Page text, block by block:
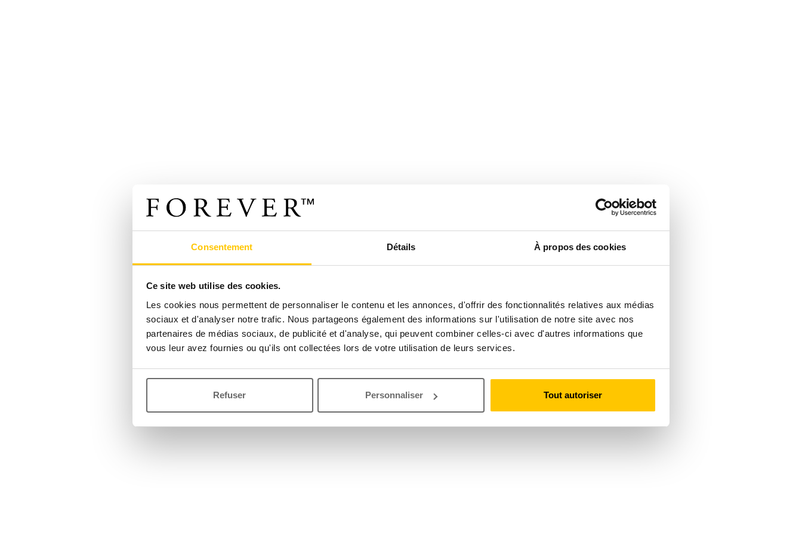
Consentement Détails À propos des cookies
Ce site web utilise des cookies.
Les cookies nous permettent de personnaliser le contenu et les annonces, d'offrir des fonctionnalités relatives aux médias
sociaux et d'analyser notre trafic. Nous partageons également des informations sur l'utilisation de notre site avec nos
partenaires de médias sociaux, de publicité et d'analyse, qui peuvent combiner celles-ci avec d'autres informations que
vous leur avez fournies ou qu'ils ont collectées lors de votre utilisation de leurs services.
Refuser Personnaliser Tout autoriser